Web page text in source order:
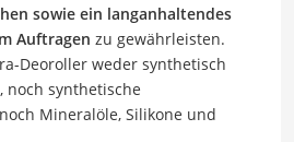
sowie ein langanhaltendes
Auftragen zu gewährleisten.
Deoroller weder synthetisch
noch synthetische
Mineralöle, Silikone und